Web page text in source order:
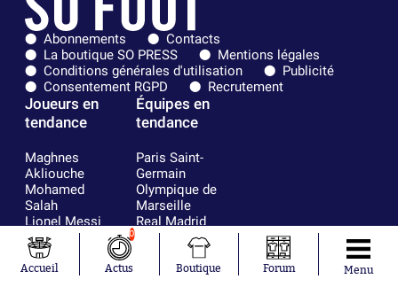
Abonnements
Contacts
La boutique SO PRESS
Mentions légales
Conditions générales d'utilisation
Publicité
Consentement RGPD
Recrutement
Joueurs en
tendance
Maghnes
Akliouche
Mohamed
Salah
Lionel Messi
Ferrán Torres
Kilian Corredor
Franco
Équipes en
tendance
Paris Saint-
Germain
Olympique de
Marseille
Real Madrid
FIFA
Olympique
lyonnais
Accueil
0
Actus Boutique Forum Menu